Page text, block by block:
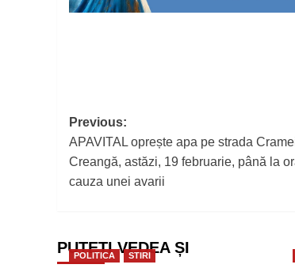
Post
navigation
Previous:
APAVITAL oprește apa pe strada
Creangă, astăzi, 19 februarie, până la
cauza unei avarii
PUTEȚI VEDEA ȘI
POLITICA STIRI